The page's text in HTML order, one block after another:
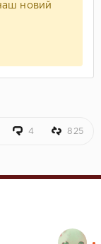
новий
4 825